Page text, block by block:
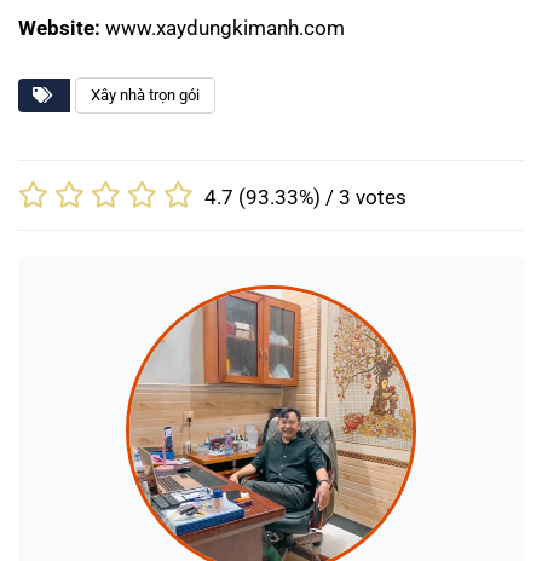
Website: www.xaydungkimanh.com
Xây nhà trọn gói
4.7 (93.33%) / 3 votes